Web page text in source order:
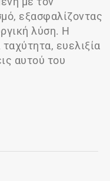
εξασφαλίζοντας
λύση. Η
ευελιξία
αυτού του